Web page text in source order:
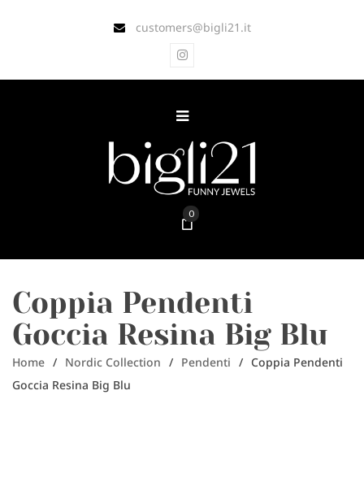
customers@bigli21.it
0
Coppia Pendenti
Goccia Resina Big Blu
Home / Nordic Collection / Pendenti / Coppia Pendenti
Goccia Resina Big Blu